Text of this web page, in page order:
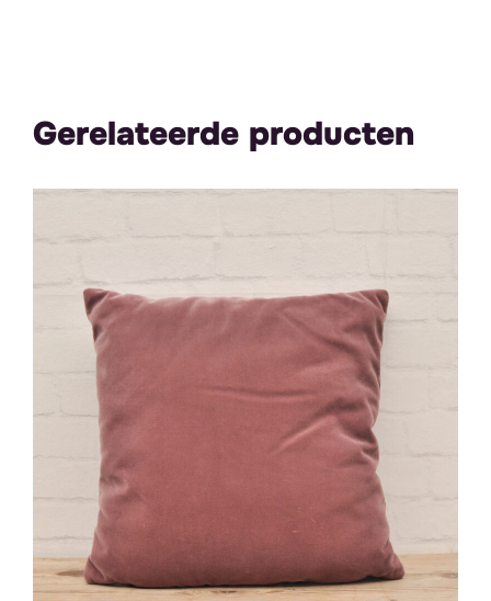
Gerelateerde producten